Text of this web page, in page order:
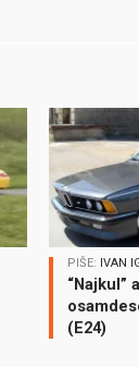
PIŠE: IVAN
“Najkul”
(E24)